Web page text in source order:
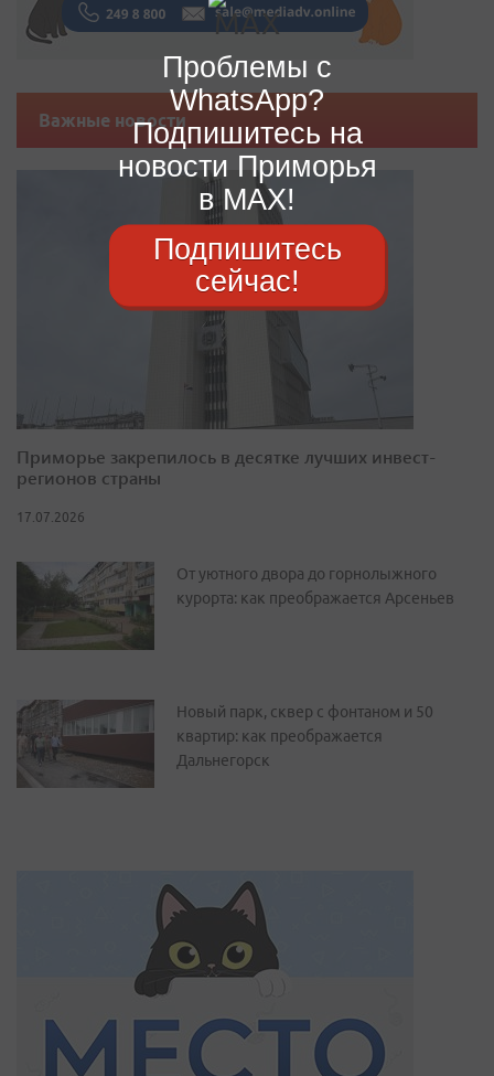
Важные новости
Приморье закрепилось в десятке лучших инвест-
регионов страны
17.07.2026
От уютного двора до горнолыжного
курорта: как преображается Арсеньев
Новый парк, сквер с фонтаном и 50
квартир: как преображается
Дальнегорск
Проблемы с
WhatsApp?
Подпишитесь на
новости Приморья
в MAX!
Подпишитесь
сейчас!